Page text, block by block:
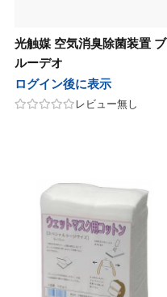
光触媒 空気消臭除菌装置 ブ
ルーデオ
ログイン後に表示
レビュー無し